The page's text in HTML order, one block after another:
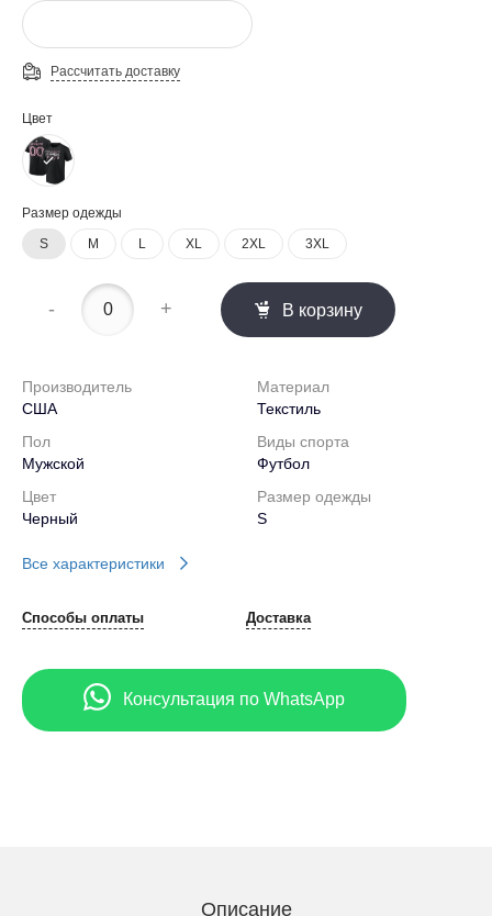
Рассчитать доставку
Цвет
Размер одежды
S
M L XL 2XL 3XL
- + В корзину
Производитель
США
Материал
Текстиль
Пол
Мужской
Виды спорта
Футбол
Цвет
Черный
Размер одежды
S
Все характеристики
Способы оплаты Доставка
Консультация по WhatsApp
Описание